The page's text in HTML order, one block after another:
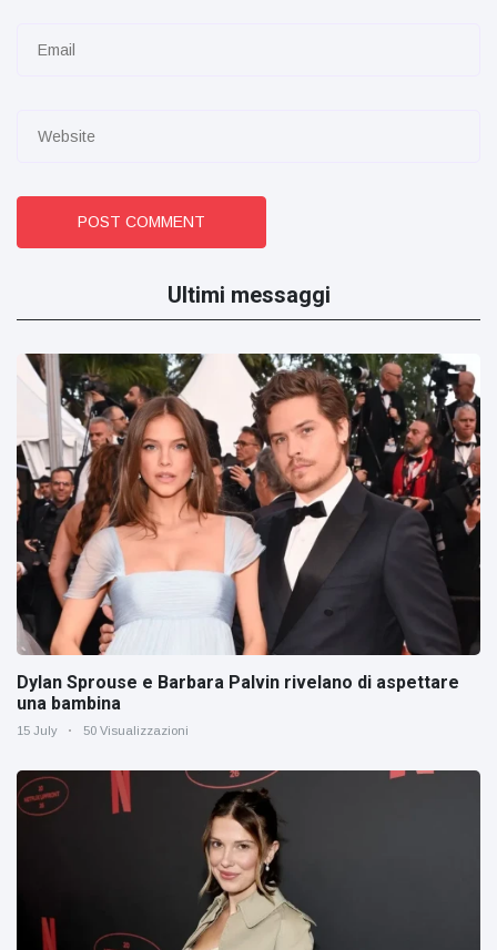
POST COMMENT
Ultimi messaggi
Dylan Sprouse e Barbara Palvin rivelano di aspettare
una bambina
15 July 50 Visualizzazioni